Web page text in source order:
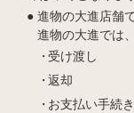
進物の大進店舗
進物の大進では
受け渡し
返却
お支払い手続き